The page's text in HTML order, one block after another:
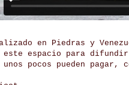
en Piedras y
este espacio para
pocos pueden